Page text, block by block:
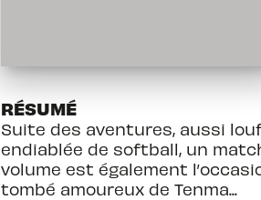
RÉSUMÉ
Suite des aventures, aussi
endiablée de softball, un
volume est également
tombé amoureux de Tenma...